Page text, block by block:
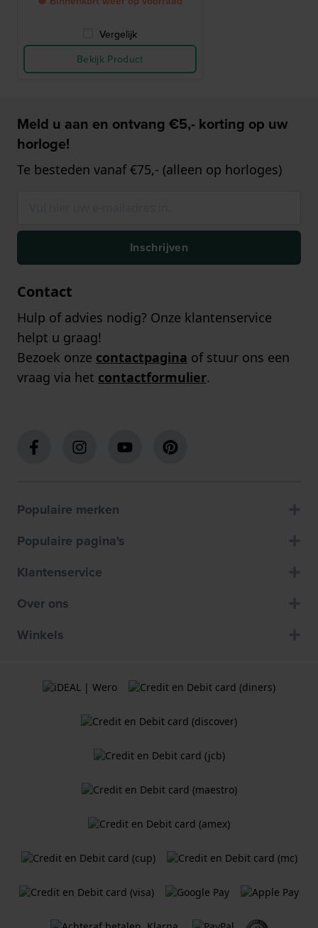
Vergelijk
Bekijk Product
Meld u aan en ontvang €5,- korting op uw
horloge!
Te besteden vanaf €75,- (alleen op horloges)
Inschrijven
Contact
Hulp of advies nodig? Onze klantenservice
helpt u graag!
Bezoek onze contactpagina of stuur ons een
vraag via het contactformulier.
Populaire merken
Populaire pagina's
Klantenservice
Over ons
Winkels